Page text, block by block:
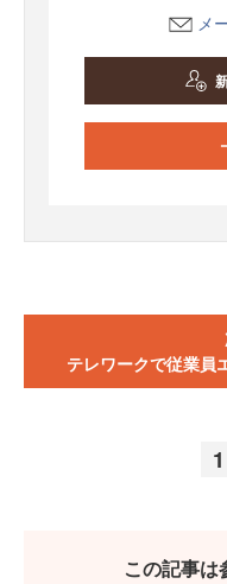
メ
テレワークで従業員
1
この記事は